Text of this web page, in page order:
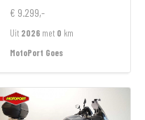
€ 9.299,-
Uit 2026 met 0 km
MotoPort Goes